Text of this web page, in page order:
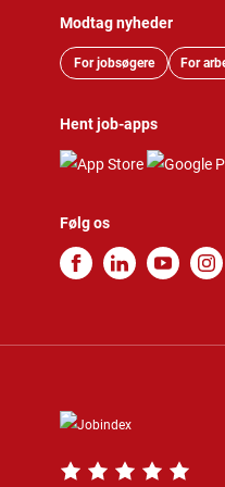
Modtag nyheder
For jobsøgere For
Hent job-apps
Følg os